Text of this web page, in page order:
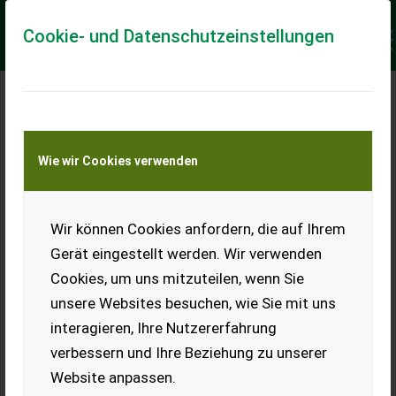
Cookie- und Datenschutzeinstellungen
Wie wir Cookies verwenden
Wir können Cookies anfordern, die auf Ihrem
Gerät eingestellt werden. Wir verwenden
Cookies, um uns mitzuteilen, wenn Sie
unsere Websites besuchen, wie Sie mit uns
interagieren, Ihre Nutzererfahrung
verbessern und Ihre Beziehung zu unserer
Website anpassen.
Meine Transportkostenanfrage
Transport von Land- und Baumaschinen –
KEINE Tiertransporte
Ladeort
Ort